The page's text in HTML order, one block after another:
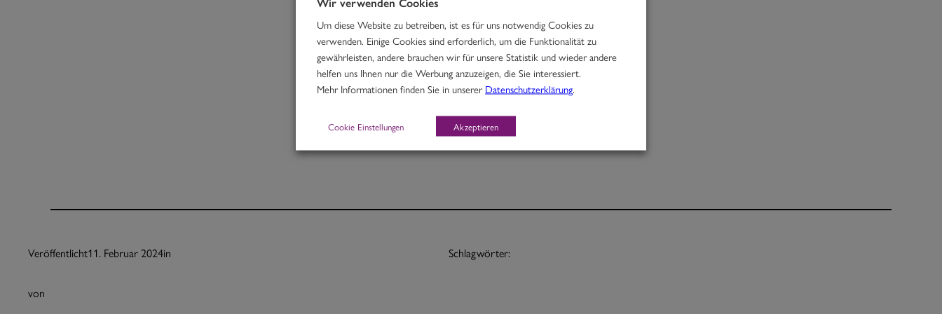
Rindfleisch in Tandooricurry mit Sternanis & Karotten
G
Portion 12,70
Veröffentlicht11. Februar 2024in
von
Schlagwörter:
Um diese Website zu betreiben, ist es für uns notwendig Cookies zu
verwenden. Einige Cookies sind erforderlich, um die Funktionalität zu
gewährleisten, andere brauchen wir für unsere Statistik und wieder andere
helfen uns Ihnen nur die Werbung anzuzeigen, die Sie interessiert.
Mehr Informationen finden Sie in unsererDatenschutzerklärung
Cookie Einstellungen Akzeptieren